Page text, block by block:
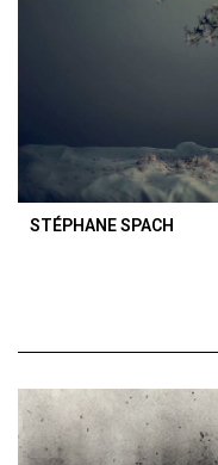
STÉPHANE SPACH